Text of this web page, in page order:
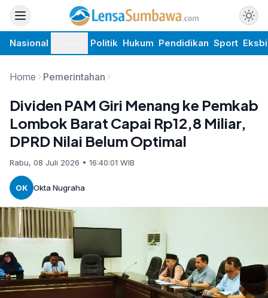
Nasional Politik Hukum Pendidikan Sport
Home Pemerintahan
Dividen PAM Giri Menang ke Pemkab
Lombok Barat Capai Rp12,8 Miliar,
DPRD Nilai Belum Optimal
Rabu, 08 Juli 2026 • 16:40:01 WIB
OK Okta Nugraha